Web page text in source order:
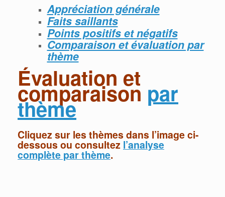
Appréciation générale
Faits saillants
Points positifs et négatifs
Comparaison et évaluation par
thème
Évaluation et
comparaison par
thème
Cliquez sur les thèmes dans l’image ci-
dessous ou consultez l’analyse
complète par thème.